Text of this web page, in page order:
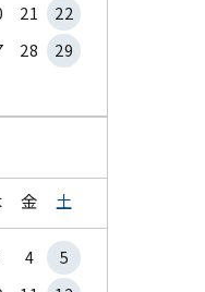
21
22
28
29
金 土
4
5